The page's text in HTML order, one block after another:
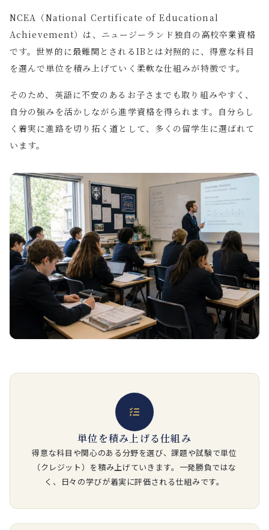
NCEA（National Certificate of Educational
Achievement）は、ニュージーランド独自の高校卒業資格
です。世界的に最難関とされる IB とは対照的に、得意な科目
を選んで単位を積み上げていく柔軟な仕組みが特徴です。
そのため、英語に不安のあるお子さまでも取り組みやすく、
自分の強みを活かしながら進学資格を得られます。自分らし
く着実に進路を切り拓く道として、多くの留学生に選ばれて
います。
単位を積み上げる仕組み
得意な科目や関心のある分野を選び、課題や試験で単位
（クレジット）を積み上げていきます。一発勝負ではな
く、日々の学びが着実に評価される仕組みです。